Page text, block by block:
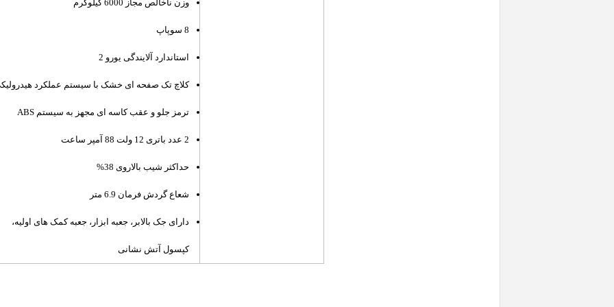
وزن ناخالص مجاز 6000 کیلوگرم
8 سوپاپ
استاندارد آلایندگی یورو 2
کلاچ تک صفحه ای خشک با سیستم عملکرد
ترمز جلو و عقب کاسه ای مجهز به سیستم ABS
2 عدد باتری 12 ولت 88 آمپر ساعت
حداکثر شیب بالاروی 38%
شعاع گردش فرمان 6.9 متر
دارای جک بالابر، جعبه ابزار، جعبه کمک های اولیه،
کپسول آتش نشانی